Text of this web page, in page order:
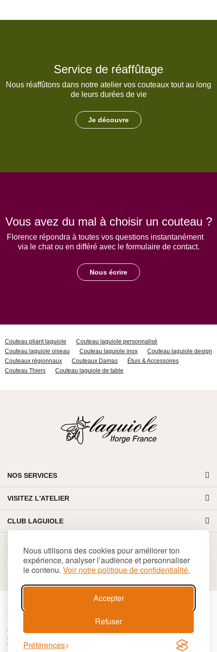
Nous utilisons des cookies pour améliorer ton
expérience, analyser l’audience et personnaliser
le contenu. Voir notre politique de confidentialité.
Accepter
Refuser
Préférences
Service de réaffûtage
Nous réaffûtons dans notre atelier vos couteaux tout au long
de leurs durées de vie
Je découvre
Vous avez du mal à choisir un couteau ?
Florence répondra à toutes vos questions instantanément
via le chat ou en différé avec le formulaire de contact.
Nous écrire
Couteau pliant laguiole
Couteau laguiole personnalisé
Couteau laguiole oiseau
Couteau laguiole inox
Couteau laguiole design
Couteaux régionnaux
Couteaux Damas
Étuis & Accessoires
Couteau Thiers
Couteau laguiole de table
NOS SERVICES
VISITEZ L'ATELIER
CLUB LAGUIOLE
PAIEMENT 100% SÉCURISÉ
Cookies
© 2026 LAGUIOLE Iforge BP 10 - 63550 PALLADUC SIREN 944 105 808 00017 - Code
APE 284 A